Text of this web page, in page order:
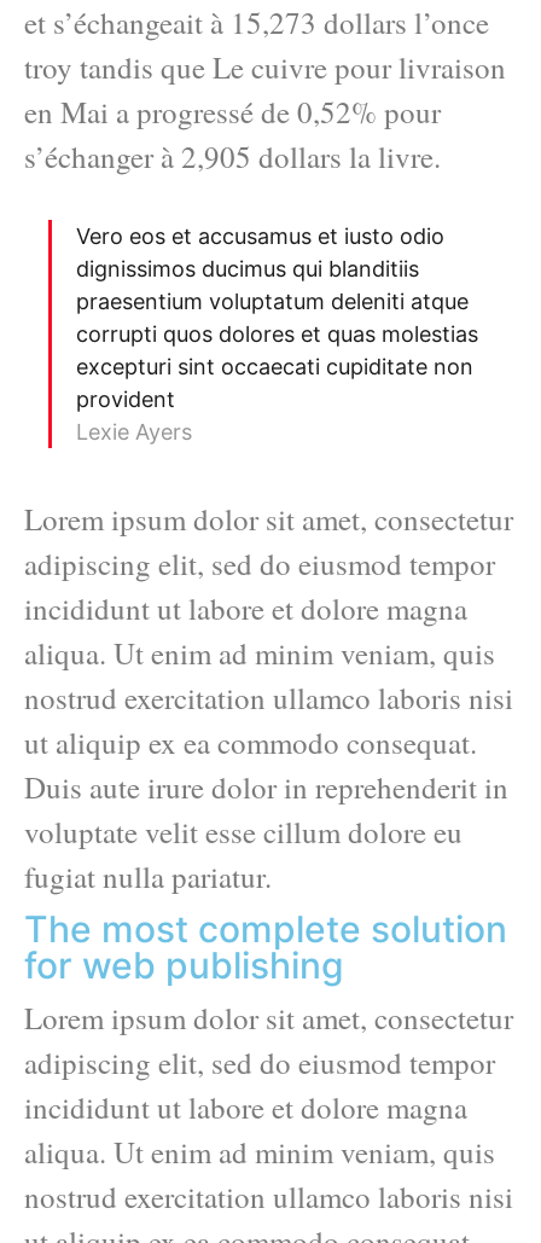
et s’échangeait à 15,273 dollars l’once
troy tandis que Le cuivre pour livraison
en Mai a progressé de 0,52% pour
s’échanger à 2,905 dollars la livre.
Vero eos et accusamus et iusto odio
dignissimos ducimus qui blanditiis
praesentium voluptatum deleniti atque
corrupti quos dolores et quas molestias
excepturi sint occaecati cupiditate non
provident
Lexie Ayers
Lorem ipsum dolor sit amet, consectetur
adipiscing elit, sed do eiusmod tempor
incididunt ut labore et dolore magna
aliqua. Ut enim ad minim veniam, quis
nostrud exercitation ullamco laboris nisi
ut aliquip ex ea commodo consequat.
Duis aute irure dolor in reprehenderit in
voluptate velit esse cillum dolore eu
fugiat nulla pariatur.
The most complete solution
for web publishing
Lorem ipsum dolor sit amet, consectetur
adipiscing elit, sed do eiusmod tempor
incididunt ut labore et dolore magna
aliqua. Ut enim ad minim veniam, quis
nostrud exercitation ullamco laboris nisi